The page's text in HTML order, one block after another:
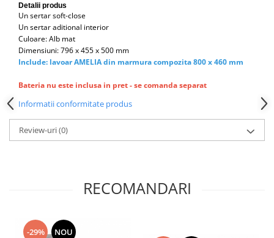
Detalii produs
Un sertar soft-close
Un sertar aditional interior
Culoare: Alb mat
Dimensiuni: 796 x 455 x 500 mm
Include: lavoar AMELIA din marmura compozita 800 x 460 mm
Bateria nu este inclusa in pret - se comanda separat
Informatii conformitate produs
Review-uri(0)
RECOMANDARI
-29% NOU